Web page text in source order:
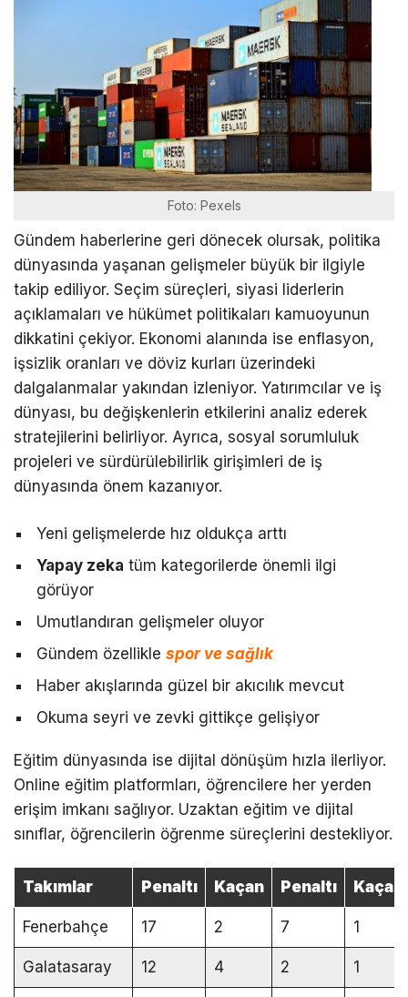
Foto: Pexels
Gündem haberlerine geri dönecek olursak, politika
dünyasında yaşanan gelişmeler büyük bir ilgiyle
takip ediliyor. Seçim süreçleri, siyasi liderlerin
açıklamaları ve hükümet politikaları kamuoyunun
dikkatini çekiyor. Ekonomi alanında ise enflasyon,
işsizlik oranları ve döviz kurları üzerindeki
dalgalanmalar yakından izleniyor. Yatırımcılar ve iş
dünyası, bu değişkenlerin etkilerini analiz ederek
stratejilerini belirliyor. Ayrıca, sosyal sorumluluk
projeleri ve sürdürülebilirlik girişimleri de iş
dünyasında önem kazanıyor.
Yeni gelişmelerde hız oldukça arttı
Yapay zeka tüm kategorilerde önemli ilgi
görüyor
Umutlandıran gelişmeler oluyor
Gündem özellikle spor ve sağlık
Haber akışlarında güzel bir akıcılık mevcut
Okuma seyri ve zevki gittikçe gelişiyor
Eğitim dünyasında ise dijital dönüşüm hızla ilerliyor.
Online eğitim platformları, öğrencilere her yerden
erişim imkanı sağlıyor. Uzaktan eğitim ve dijital
sınıflar, öğrencilerin öğrenme süreçlerini destekliyor.
Takımlar Penaltı Kaçan Penaltı Kaçan
Fenerbahçe 17 2 7 1
Galatasaray 12 4 2 1